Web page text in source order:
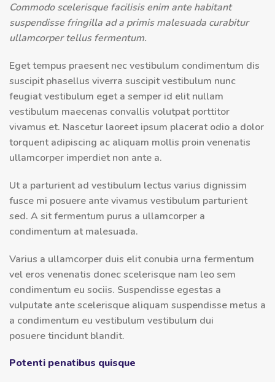
Commodo scelerisque facilisis enim ante habitant
suspendisse fringilla ad a primis malesuada curabitur
ullamcorper tellus fermentum.
Eget tempus praesent nec vestibulum condimentum dis
suscipit phasellus viverra suscipit vestibulum nunc
feugiat vestibulum eget a semper id elit nullam
vestibulum maecenas convallis volutpat porttitor
vivamus et. Nascetur laoreet ipsum placerat odio a dolor
torquent adipiscing ac aliquam mollis proin venenatis
ullamcorper imperdiet non ante a.
Ut a parturient ad vestibulum lectus varius dignissim
fusce mi posuere ante vivamus vestibulum parturient
sed. A sit fermentum purus a ullamcorper a
condimentum at malesuada.
Varius a ullamcorper duis elit conubia urna fermentum
vel eros venenatis donec scelerisque nam leo sem
condimentum eu sociis. Suspendisse egestas a
vulputate ante scelerisque aliquam suspendisse metus a
a condimentum eu vestibulum vestibulum dui
posuere tincidunt blandit.
Potenti penatibus quisque